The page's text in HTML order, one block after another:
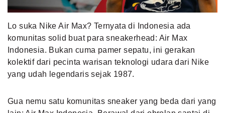
SEARCH
Lo suka Nike Air Max? Ternyata di Indonesia ada
komunitas solid buat para sneakerhead: Air Max
Indonesia. Bukan cuma pamer sepatu, ini gerakan
kolektif dari pecinta warisan teknologi udara dari Nike
yang udah legendaris sejak 1987.
Gua nemu satu komunitas sneaker yang beda dari yang